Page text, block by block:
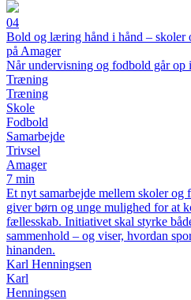
04
Bold og læring hånd i hånd – skoler
på Amager
Når undervisning og fodbold går op
Træning
Træning
Skole
Fodbold
Samarbejde
Trivsel
Amager
7 min
Et nyt samarbejde mellem skoler og
giver børn og unge mulighed for at
fællesskab. Initiativet skal styrke
sammenhold – og viser, hvordan
hinanden.
Karl Henningsen
Karl
Henningsen